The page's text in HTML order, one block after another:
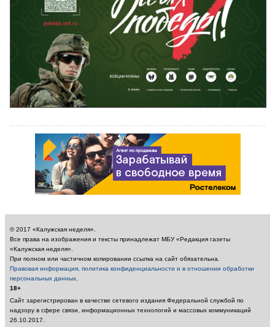
© 2017 «Калужская неделя».
Все права на изображения и тексты принадлежат МБУ «Редакция газеты
«Калужская неделя».
При полном или частичном копировании ссылка на сайт обязательна.
Правовая информация, политика конфиденциальности и в отношении обработки
персональных данных
18+
Сайт зарегистрирован в качестве сетевого издания Федеральной службой по
надзору в сфере связи, информационных технологий и массовых коммуникаций
26.10.2017.